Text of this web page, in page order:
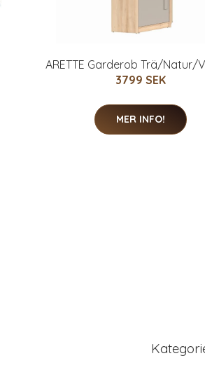
ARETTE Garderob Trä/Natur/
3799 SEK
MER INFO!